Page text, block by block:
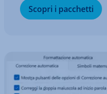
Scopri i pacchetti